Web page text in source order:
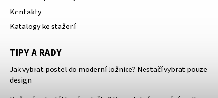
Kontakty
Katalogy ke stažení
TIPY A RADY
Jak vybrat postel do moderní ložnice? Nestačí vybrat pouze
design